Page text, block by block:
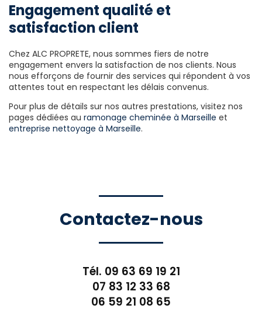
Engagement qualité et
satisfaction client
Chez ALC PROPRETE, nous sommes fiers de notre
engagement envers la satisfaction de nos clients. Nous
nous efforçons de fournir des services qui répondent à vos
attentes tout en respectant les délais convenus.
Pour plus de détails sur nos autres prestations, visitez nos
pages dédiées au ramonage cheminée à Marseille et
entreprise nettoyage à Marseille.
Contactez-nous
Tél. 09 63 69 19 21
07 83 12 33 68
06 59 21 08 65